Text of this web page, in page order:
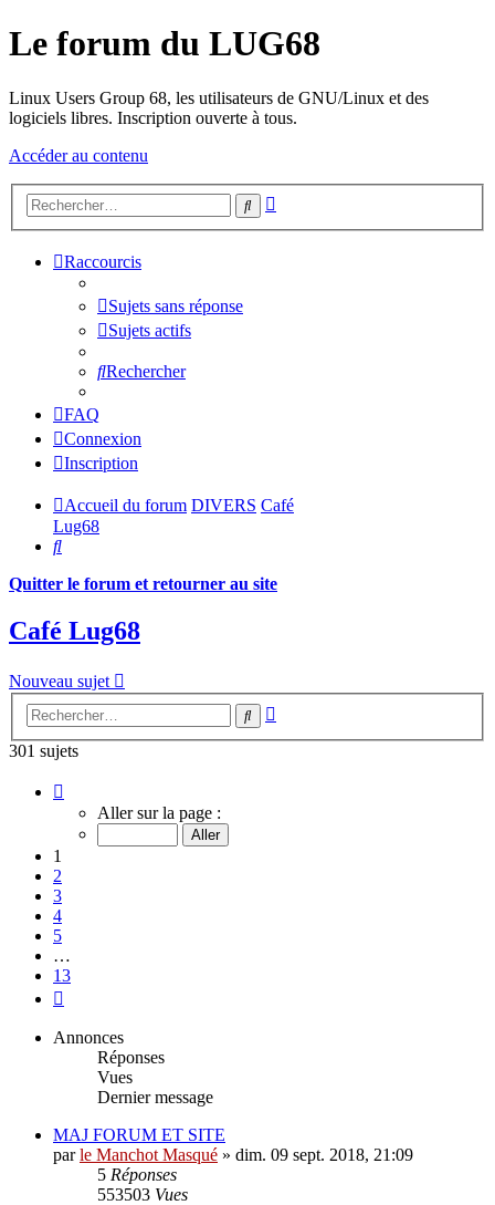
Le forum du LUG68
Linux Users Group 68, les utilisateurs de GNU/Linux et des
logiciels libres. Inscription ouverte à tous.
Accéder au contenu
Rechercher
Raccourcis
Sujets sans réponse
Sujets actifs
Rechercher
FAQ
Connexion
Inscription
Accueil du forum DIVERS Café
Lug68
Rechercher
Quitter le forum et retourner au site
Café Lug68
Nouveau sujet
Rechercher
301 sujets
sur
Aller sur la page :
1
2
3
4
5
…
13
Annonces
Réponses
Vues
Dernier message
MAJ FORUM ET SITE
parle Manchot Masqué » dim. 09 sept. 2018, 21:09
5 Réponses
553503 Vues